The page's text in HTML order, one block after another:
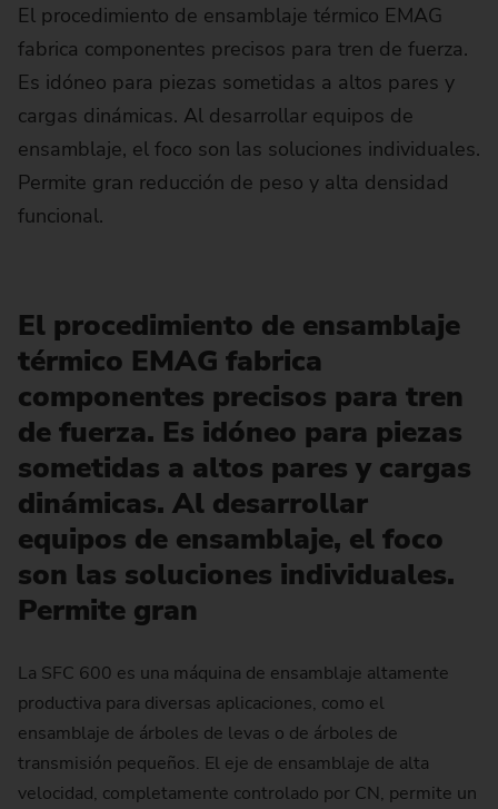
El procedimiento de ensamblaje térmico EMAG
fabrica componentes precisos para tren de fuerza.
Es idóneo para piezas sometidas a altos pares y
cargas dinámicas. Al desarrollar equipos de
ensamblaje, el foco son las soluciones individuales.
Permite gran reducción de peso y alta densidad
funcional.
El procedimiento de ensamblaje
térmico EMAG fabrica
componentes precisos para tren
de fuerza. Es idóneo para piezas
sometidas a altos pares y cargas
dinámicas. Al desarrollar
equipos de ensamblaje, el foco
son las soluciones individuales.
Permite gran
La SFC 600 es una máquina de ensamblaje altamente
productiva para diversas aplicaciones, como el
ensamblaje de árboles de levas o de árboles de
transmisión pequeños. El eje de ensamblaje de alta
velocidad, completamente controlado por CN, permite un